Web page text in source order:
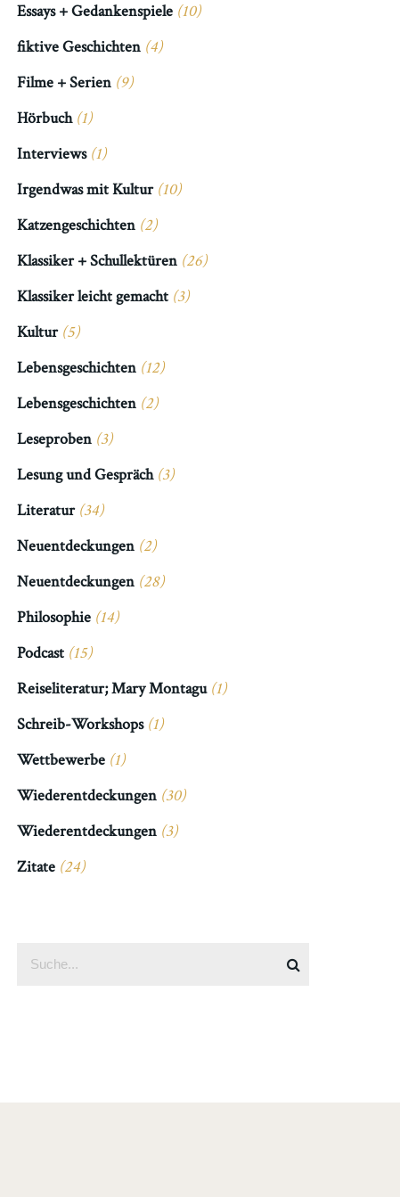
Essays + Gedankenspiele (10)
fiktive Geschichten (4)
Filme + Serien (9)
Hörbuch(1)
Interviews(1)
Irgendwas mit Kultur(10)
Katzengeschichten (2)
Klassiker + Schullektüren (26)
Klassiker leicht gemacht (3)
Kultur(5)
Lebensgeschichten (12)
Lebensgeschichten (2)
Leseproben (3)
Lesung und Gespräch(3)
Literatur(34)
Neuentdeckungen (2)
Neuentdeckungen (28)
Philosophie (14)
Podcast (15)
Reiseliteratur; Mary Montagu(1)
Schreib-Workshops(1)
Wettbewerbe (1)
Wiederentdeckungen (30)
Wiederentdeckungen (3)
Zitate (24)